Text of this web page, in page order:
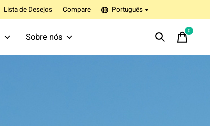
Lista de Desejos Compare Português
Sobre nós
0items